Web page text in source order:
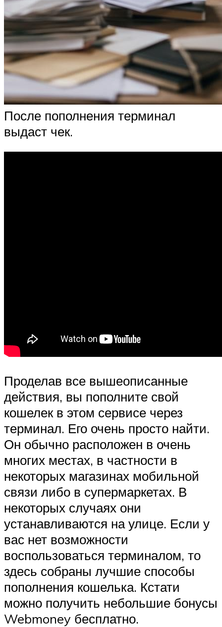
После пополнения терминал
выдаст чек.
Проделав все вышеописанные
действия, вы пополните свой
кошелек в этом сервисе через
терминал. Его очень просто найти.
Он обычно расположен в очень
многих местах, в частности в
некоторых магазинах мобильной
связи либо в супермаркетах. В
некоторых случаях они
устанавливаются на улице. Если у
вас нет возможности
воспользоваться терминалом, то
здесь собраны лучшие способы
пополнения кошелька. Кстати
можно получить небольшие бонусы
Webmoney бесплатно.